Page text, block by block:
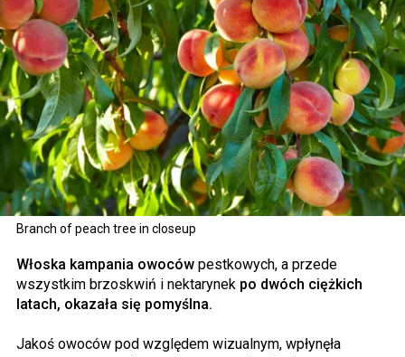
Branch of peach tree in closeup
Włoska kampania owoców pestkowych, a przede
wszystkim brzoskwiń i nektarynek po dwóch ciężkich
latach, okazała się pomyślna.
Jakoś owoców pod względem wizualnym, wpłynęła